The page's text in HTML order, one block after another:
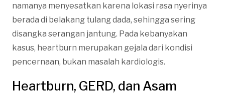
namanya menyesatkan karena lokasi rasa nyerinya
berada di belakang tulang dada, sehingga sering
disangka serangan jantung. Pada kebanyakan
kasus, heartburn merupakan gejala dari kondisi
pencernaan, bukan masalah kardiologis.
Heartburn, GERD, dan Asam